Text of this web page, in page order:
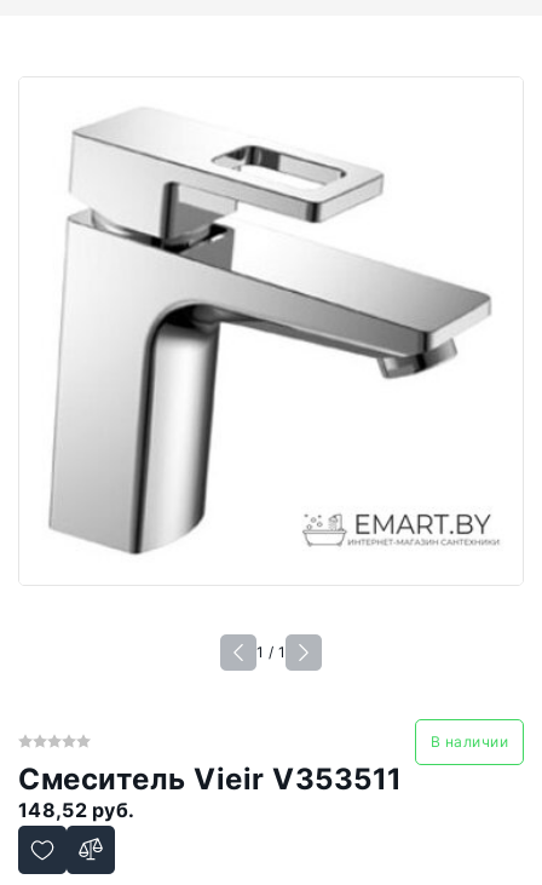
1 / 1
В наличии
Смеситель Vieir V353511
148,52 руб.